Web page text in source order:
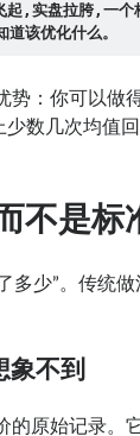
起,实盘拉胯,一个
该优化什么。
势：你可以做
数几次均值
不是标
多少”。传统
不到
的原始记录。